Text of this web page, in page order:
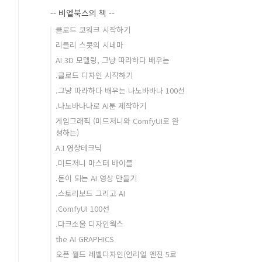
-- 비엘북스의 책 --
클로드 코워크 시작하기
리들리 스콧의 시네마
AI 3D 모델링, 그냥 따라하다 배우는
.클로드 디자인 시작하기
.그냥 따라하다 배우는 나노바바나 100선
.나노바나나로 AI툰 제작하기
게임그래픽 (미드저니와 ComfyUI로 완
성하는)
A.I 영상테크닉
.미드저니 마스터 바이블
.돈이 되는 AI 영상 만들기
.스토리보드 그리고 AI
.ComfyUI 100선
.다크소울 디자인웍스
the AI GRAPHICS
오픈 월드 레벨디자인(언리얼 엔진 5로